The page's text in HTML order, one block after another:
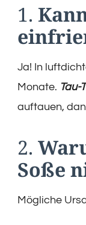
1.
Ja! In
Monate. Tau-
auftauen,
2.
Soße
Mögliche